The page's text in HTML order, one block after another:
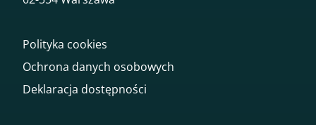
Polityka cookies
Ochrona danych osobowych
Deklaracja dostępności